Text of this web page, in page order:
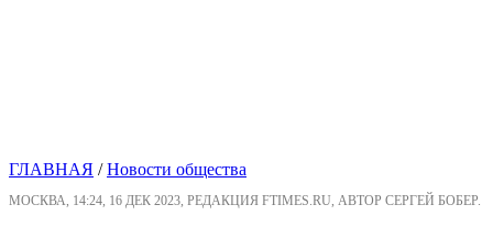
ГЛАВНАЯ /Новости общества
МОСКВА, 14:24, 16 ДЕК 2023, РЕДАКЦИЯ FTIMES.RU, АВТОР СЕРГЕЙ БОБЕР.